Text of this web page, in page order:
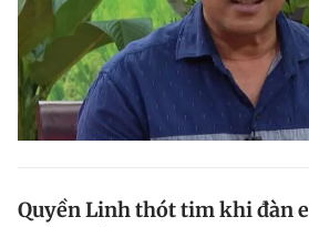
Quyền Linh thót tim khi đàn